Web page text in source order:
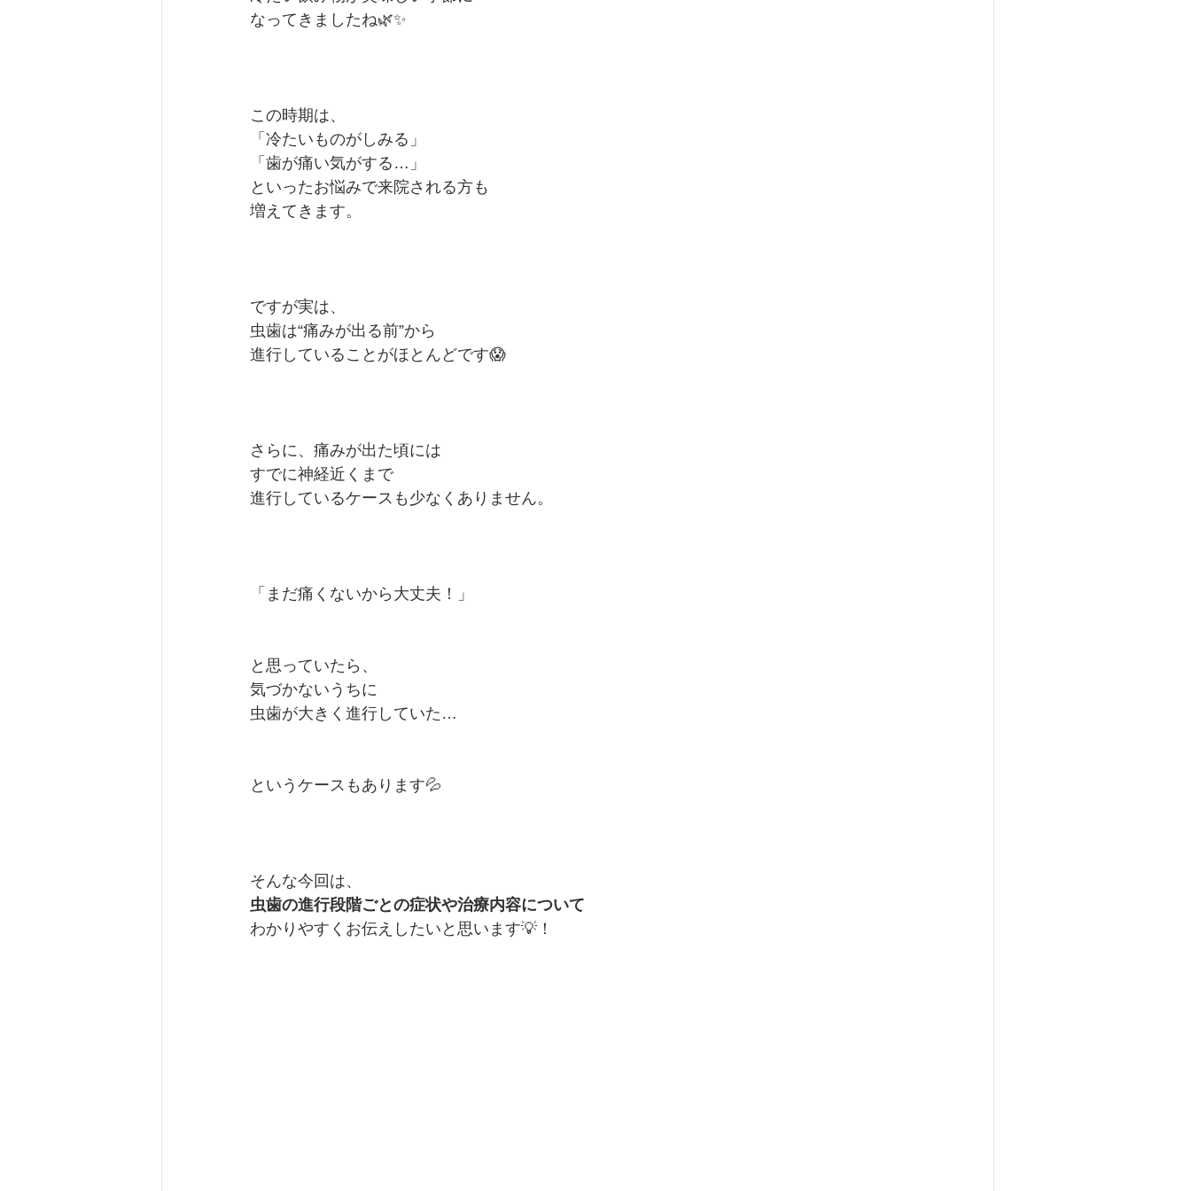
なってきましたね🌿✨
この時期は、
「冷たいものがしみる」
「歯が痛い気がする…」
といったお悩みで来院される方も
増えてきます。
ですが実は、
虫歯は“痛みが出る前”から
進行していることがほとんどです😱
さらに、痛みが出た頃には
すでに神経近くまで
進行しているケースも少なくありません。
「まだ痛くないから大丈夫！」
と思っていたら、
気づかないうちに
虫歯が大きく進行していた…
というケースもあります💦
そんな今回は、
虫歯の進行段階ごとの症状や治療内容について
わかりやすくお伝えしたいと思います💡！